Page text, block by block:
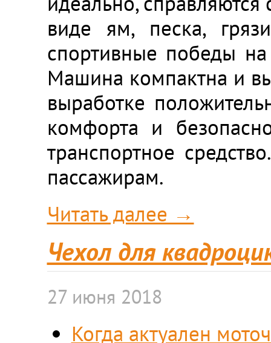
виде ям, песка,
спортивные победы
Машина компактна и
выработке
комфорта и
транспортное
пассажирам.
Читать далее →
Чехол для
27 июня 2018
Когда актуален